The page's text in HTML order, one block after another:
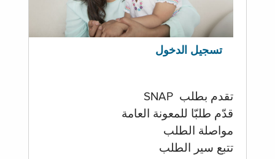
تسجيل الدخول
تقدم بطلب SNAP
قدّم طلبّا للمعونة العامة
مواصلة الطلب
تتبع سير الطلب